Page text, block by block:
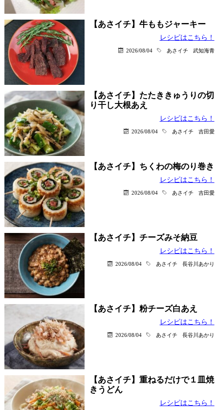
【あさイチ】牛ももジャーキー
レシピはこちら！
2026/08/04 あさイチ 武知海青
【あさイチ】たたききゅうりの切
り干し大根あえ
レシピはこちら！
2026/08/04 あさイチ 吉田愛
【あさイチ】ちくわの梅のり巻き
レシピはこちら！
2026/08/04 あさイチ 吉田愛
【あさイチ】チーズみそ納豆
レシピはこちら！
2026/08/04 あさイチ 長谷川あかり
【あさイチ】粉チーズ白あえ
レシピはこちら！
2026/08/04 あさイチ 長谷川あかり
【あさイチ】重ねるだけで１皿焼
きうどん
レシピはこちら！